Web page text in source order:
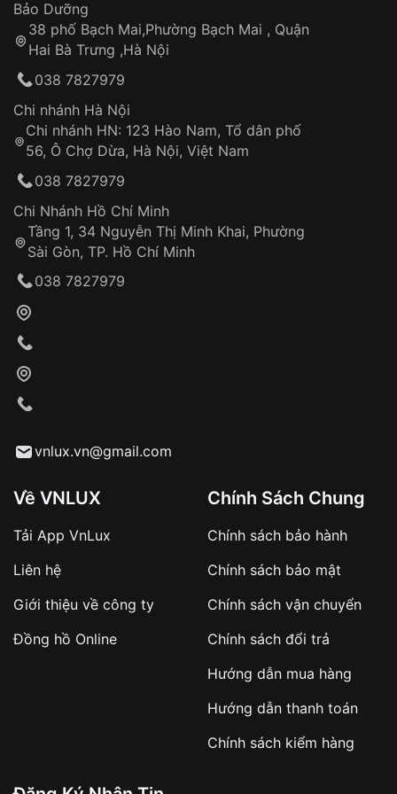
Thời gian tính từ khi xác nhận đơn hàng thành
công
Hotline: 0585 215 215
Từ khóa SEO:
Khách hàng kiểm tra và thanh toán trực tiếp
Từ khóa SEO:
sản phẩm đặc biệt
hàng
Số tiền còn lại thanh toán khi nhận hàng hoặc
✔️ Đảm bảo xử lý đơn hàng nhanh chóng
✔️ Hạn chế tình trạng hủy đơn không mong
Sản phẩm đã bị:
Tự ý sửa chữa
thống VNLUX
Đảm bảo quyền lợi khách hàng
Đồng hành cùng khách hàng trong suốt quá
trình sử dụng
Bảo Dưỡng
38 phố Bạch Mai,Phường Bạch Mai , Quận
Hai Bà Trưng ,Hà Nội
038 7827979
Chi nhánh Hà Nội
Chi nhánh HN: 123 Hào Nam, Tổ dân phố
56, Ô Chợ Dừa, Hà Nội, Việt Nam
038 7827979
Chi Nhánh Hồ Chí Minh
Tầng 1, 34 Nguyễn Thị Minh Khai, Phường
Sài Gòn, TP. Hồ Chí Minh
038 7827979
vnlux.vn@gmail.com
Về VNLUX
Tải App VnLux
Liên hệ
Giới thiệu về công ty
Đồng hồ Online
Chính Sách Chung
Chính sách bảo hành
Chính sách bảo mật
Chính sách vận chuyển
Chính sách đổi trả
Hướng dẫn mua hàng
Hướng dẫn thanh toán
Chính sách kiểm hàng